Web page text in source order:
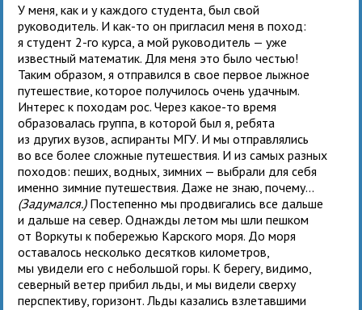
У меня, как и у каждого студента, был свой
руководитель. И как-то он пригласил меня в поход:
я студент 2-го курса, а мой руководитель — уже
известный математик. Для меня это было честью!
Таким образом, я отправился в свое первое лыжное
путешествие, которое получилось очень удачным.
Интерес к походам рос. Через какое-то время
образовалась группа, в которой был я, ребята
из других вузов, аспиранты МГУ. И мы отправлялись
во все более сложные путешествия. И из самых разных
походов: пеших, водных, зимних — выбрали для себя
именно зимние путешествия. Даже не знаю, почему...
(Задумался.)Постепенно мы продвигались все дальше
и дальше на север. Однажды летом мы шли пешком
от Воркуты к побережью Карского моря. До моря
оставалось несколько десятков километров,
мы увидели его с небольшой горы. К берегу, видимо,
северный ветер прибил льды, и мы видели сверху
перспективу, горизонт. Льды казались взлетавшими